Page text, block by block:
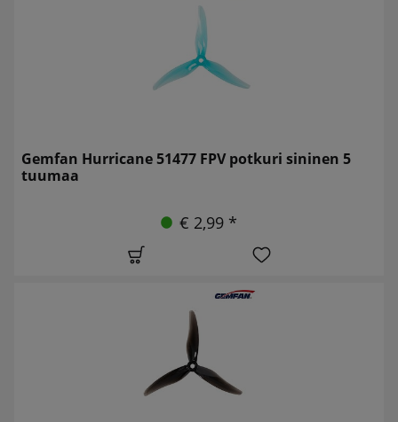
Gemfan Hurricane 51477 FPV potkuri sininen 5
tuumaa
€ 2,99 *